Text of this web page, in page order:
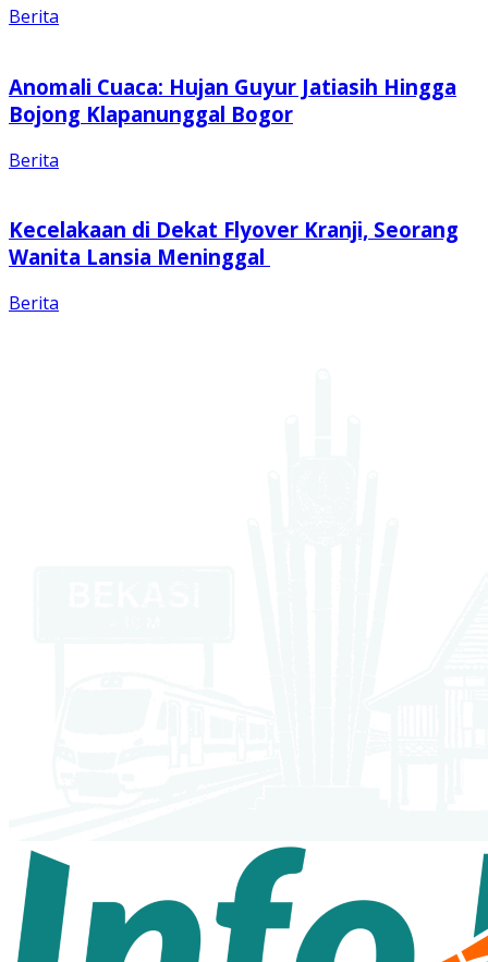
Berita
Anomali Cuaca: Hujan Guyur Jatiasih Hingga
Bojong Klapanunggal Bogor
Berita
Kecelakaan di Dekat Flyover Kranji, Seorang
Wanita Lansia Meninggal
Berita